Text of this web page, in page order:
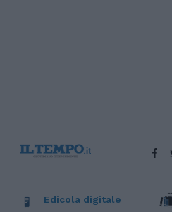
Edicola digitale